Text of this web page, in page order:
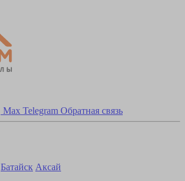
Max Telegram Обратная связь
Батайск Аксай